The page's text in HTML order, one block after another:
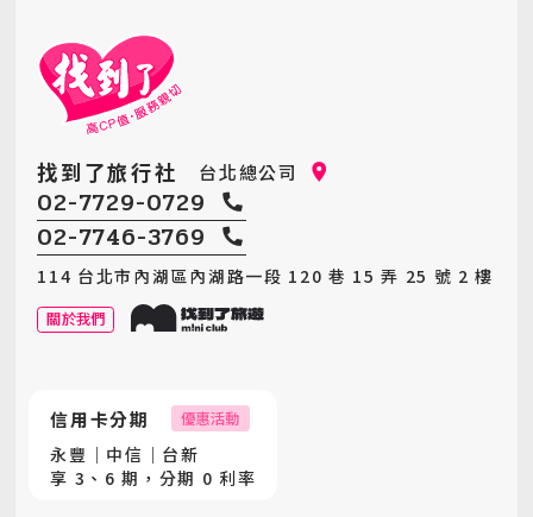
找到了旅行社 台北總公司
02-7729-0729
02-7746-3769
114 台北市內湖區內湖路一段 120 巷 15 弄 25 號 2 樓
關於我們
信用卡分期 優惠活動
永豐｜中信｜台新
享 3、6 期，分期 0 利率